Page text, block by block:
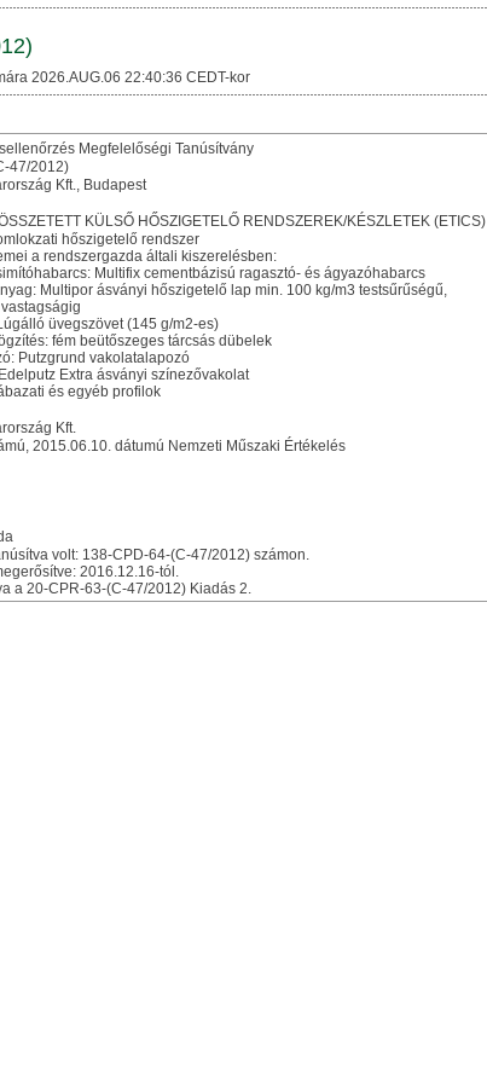
2026.AUG.06 22:40:36 CEDT-kor
Megfelelőségi Tanúsítvány
47/2012)
Kft., Budapest
KÜLSŐ HŐSZIGETELŐ RENDSZEREK/KÉSZLETEK (ETICS)
hőszigetelő rendszer
a rendszergazda általi kiszerelésben:
Multifix cementbázisú ragasztó- és ágyazóhabarcs
Multipor ásványi hőszigetelő lap min. 100 kg/m3 testsűrűségű,
üvegszövet (145 g/m2-es)
fém beütőszeges tárcsás dübelek
Putzgrund vakolatalapozó
Extra ásványi színezővakolat
és egyéb profilok
Kft.
2015.06.10. dátumú Nemzeti Műszaki Értékelés
volt: 138-CPD-64-(C-47/2012) számon.
2016.12.16-tól.
a 20-CPR-63-(C-47/2012) Kiadás 2.